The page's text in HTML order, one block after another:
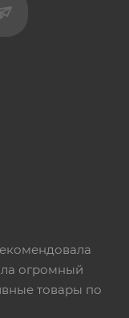
огромный
товары по